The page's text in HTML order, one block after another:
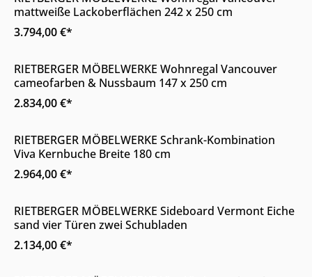
mattweiße Lackoberflächen 242 x 250 cm
3.794,00 €*
Online & im Möbelhaus erhältlich
RIETBERGER MÖBELWERKE Wohnregal Vancouver
cameofarben & Nussbaum 147 x 250 cm
2.834,00 €*
Online & im Möbelhaus erhältlich
RIETBERGER MÖBELWERKE Schrank-Kombination
Viva Kernbuche Breite 180 cm
2.964,00 €*
Online & im Möbelhaus erhältlich
RIETBERGER MÖBELWERKE Sideboard Vermont Eiche
sand vier Türen zwei Schubladen
2.134,00 €*
Online & im Möbelhaus erhältlich